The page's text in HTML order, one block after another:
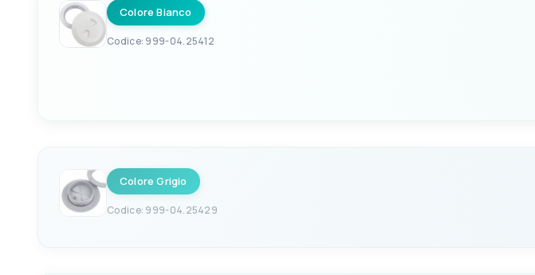
Colore Bianco
Codice: 999-04.25412
Colore Grigio
Codice: 999-04.25429